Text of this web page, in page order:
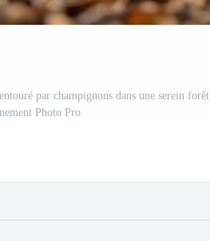
par champignons dans une serein forêt
Photo Pro